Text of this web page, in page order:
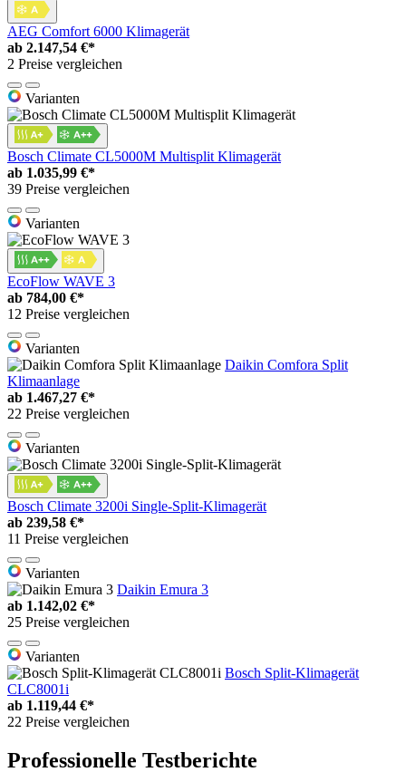
AEG Comfort 6000 Klimagerät
ab 2.147,54 €*
2 Preise vergleichen
Varianten
Bosch Climate CL5000M Multisplit Klimagerät
ab 1.035,99 €*
39 Preise vergleichen
Varianten
EcoFlow WAVE 3
ab 784,00 €*
12 Preise vergleichen
Varianten
Daikin Comfora Split
Klimaanlage
ab 1.467,27 €*
22 Preise vergleichen
Varianten
Bosch Climate 3200i Single-Split-Klimagerät
ab 239,58 €*
11 Preise vergleichen
Varianten
Daikin Emura 3
ab 1.142,02 €*
25 Preise vergleichen
Varianten
Bosch Split-Klimagerät
CLC8001i
ab 1.119,44 €*
22 Preise vergleichen
Professionelle Testberichte